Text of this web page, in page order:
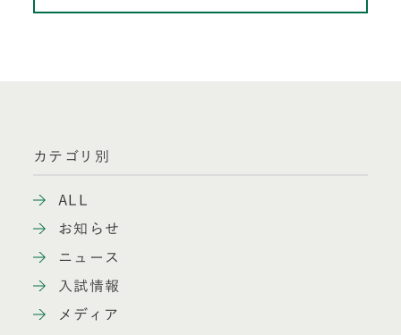
カテゴリ別
ALL
お知らせ
ニュース
入試情報
メディア